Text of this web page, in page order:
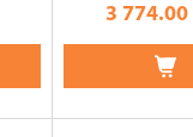
3 774.00